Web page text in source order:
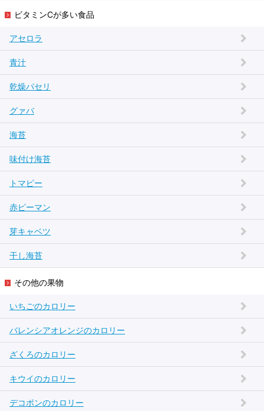
ビタミンCが多い食品
アセロラ
青汁
乾燥パセリ
グァバ
海苔
味付け海苔
トマピー
赤ピーマン
芽キャベツ
干し海苔
その他の果物
いちごのカロリー
バレンシアオレンジのカロリー
ざくろのカロリー
キウイのカロリー
デコポンのカロリー